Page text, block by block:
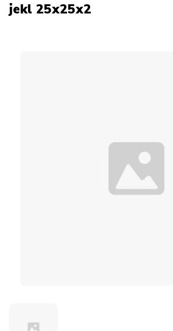
jekl 25x25x2